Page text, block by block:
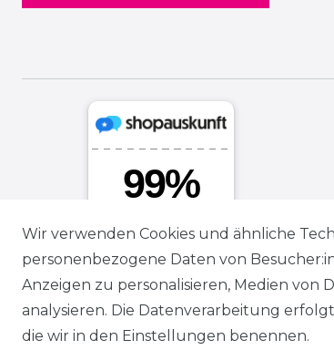
Wir verwenden Cookies und ähnliche
personenbezogene Daten von
Anzeigen zu personalisieren, Medien
analysieren. Die Datenverarbeitung
die wir in den Einstellungen benennen.